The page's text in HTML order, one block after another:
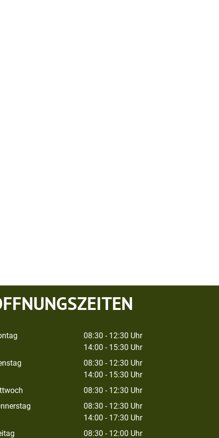
08:30 - 12:30 Uhr
14:00 - 15:30 Uhr
08:30 - 12:30 Uhr
14:00 - 15:30 Uhr
08:30 - 12:30 Uhr
08:30 - 12:30 Uhr
14:00 - 17:30 Uhr
08:30 - 12:00 Uhr